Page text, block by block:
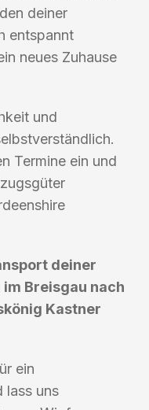
deiner
entspannt
neues Zuhause
und
Termine ein und
deiner
Breisgau nach
Kastner
ein
lass uns